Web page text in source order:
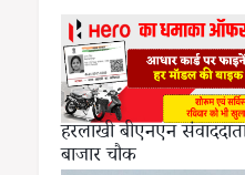
हरलाखी बीएनएन
बाजार चौक